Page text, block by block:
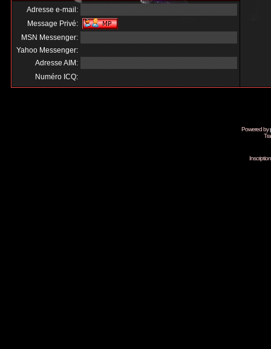
Adresse e-mail:
Message Privé:
MSN Messenger:
Yahoo Messenger:
Adresse AIM:
Numéro ICQ:
Powered by